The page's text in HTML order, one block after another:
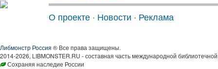
О проекте · Новости · Реклама
Либмонстр Россия ® Все права защищены.
2014-2026, LIBMONSTER.RU - составная часть международной
Сохраняя наследие России